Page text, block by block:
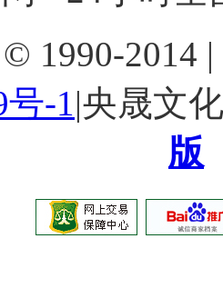
1990-2014
号-1|央晟文
版